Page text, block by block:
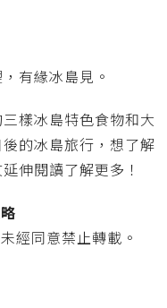
有緣冰島見。
樣冰島特色食物和大
的冰島旅行，想了解
伸閱讀了解更多！
經同意禁止轉載。